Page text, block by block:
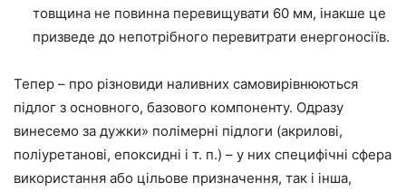
товщина не повинна перевищувати 60 мм, інакше це
призведе до непотрібного перевитрати енергоносіїв.
Тепер – про різновиди наливних самовирівнюються
підлог з основного, базового компоненту. Одразу
винесемо за дужки» полімерні підлоги (акрилові,
поліуретанові, епоксидні і т. п.) – у них специфічні сфера
використання або цільове призначення, так і інша,